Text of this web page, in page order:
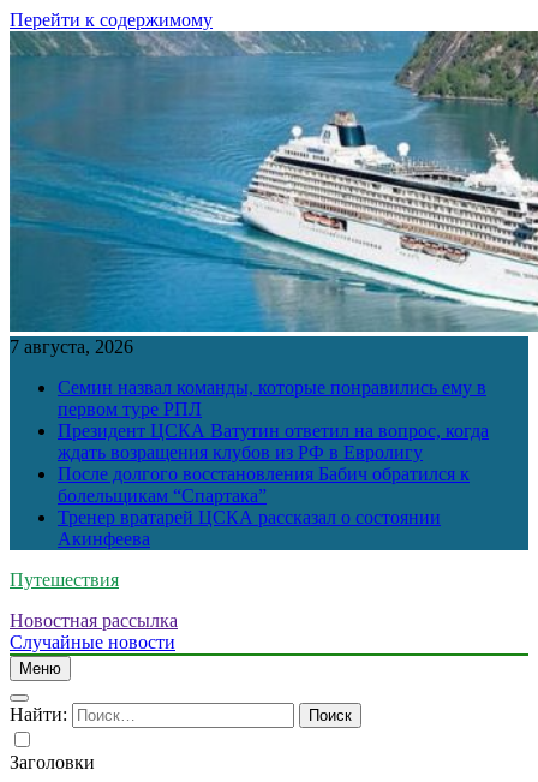
Перейти к содержимому
7 августа, 2026
Семин назвал команды, которые понравились ему в
первом туре РПЛ
Президент ЦСКА Ватутин ответил на вопрос, когда
ждать возращения клубов из РФ в Евролигу
После долгого восстановления Бабич обратился к
болельщикам “Спартака”
Тренер вратарей ЦСКА рассказал о состоянии
Акинфеева
Путешествия
Новостная рассылка
Случайные новости
Меню
Найти:
Заголовки